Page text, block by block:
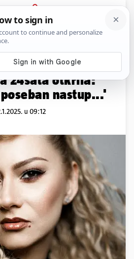
PRIJAVA
Show Komentari
Doru s pjesmom
24sata otkrila:
nastup...'
u 09:12